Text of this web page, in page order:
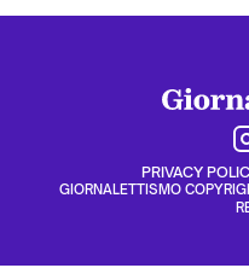
PRIVACY
GIORNALETTISMO